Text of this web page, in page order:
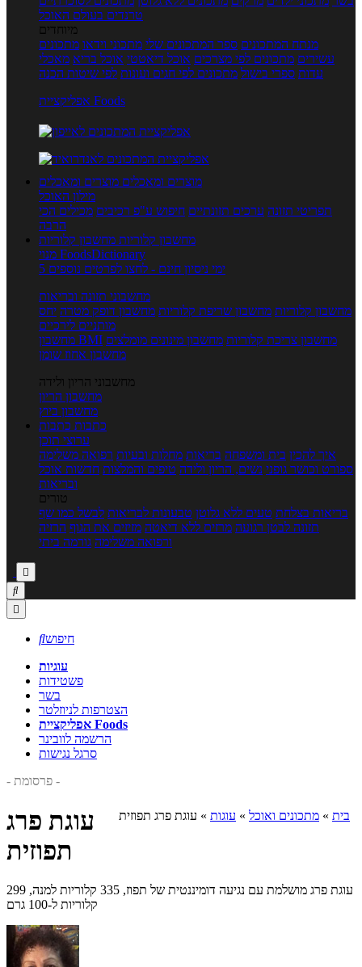
טרנדים בעולם האוכל
מיוחדים
מנתח המתכונים ספר המתכונים שלי מתכוני וידאו מתכונים
עשירים מתכונים לפי מצרכים אוכל דיאטטי אוכל בריא מאכלי
עדות ספרי בישול מתכונים לפי חגים ועונות לפי שיטות הכנה
אפליקציית Foods
מוצרים ומאכלים מוצרים ומאכלים
מילון האוכל
תפריטי תזונה ערכים תזונתיים חיפוש ע"פ רכיבים מכילים הכי
הרבה
מחשבון קלוריות מחשבון קלוריות
מנוי FoodsDictionary
5 ימי ניסיון חינם - לחצו לפרטים נוספים
מחשבוני תזונה ובריאות
מחשבון קלוריות מחשבון שריפת קלוריות מחשבון דופק מטרה יחס
מותניים לירכיים
מחשבון BMI
מחשבון צריכת קלוריות מחשבון מינונים מומלצים
מחשבון אחוז שומן
מחשבוני הריון ולידה
מחשבון הריון
מחשבון ביוץ
כתבות כתבות
ערוצי תוכן
איך להכין בית ומשפחה בריאות מחלות ובעיות רפואה משלימה
ספורט וכושר גופני נשים, הריון ולידה טיפים והמלצות חדשות אוכל
ובריאות
טורים
בריאות בצלחת טעים ללא גלוטן טבעונות לבריאות לבשל כמו שף
תזונה לבטן רגועה מרזים ללא דיאטה מזיזים את הגוף הרזיה
ורפואה משלימה גורמה ביתי



חיפוש
עוגיות
פשטידות
בשר
הצטרפות לניוזלטר
אפליקציית Foods
הרשמה לוובינר
סרגל נגישות
- פרסומת -
בית » מתכונים ואוכל » עוגות » עוגת פרג תפוזית
עוגת פרג
תפוזית
עוגת פרג מושלמת עם נגיעה דומיננטית של תפוז, 335 קלוריות למנה, 299
קלוריות ל-100 גרם